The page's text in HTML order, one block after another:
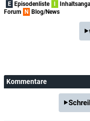
E Episodenliste
Forum
N Blog/News
Kommentare